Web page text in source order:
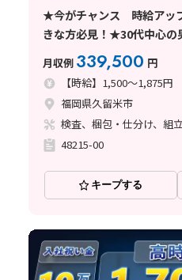
★今がチャンス 時給アッ
きな方必見！★30代中心の
月収例 339,500 円
【時給】1,500～1,875円
福岡県久留米市
48215-00
キープする